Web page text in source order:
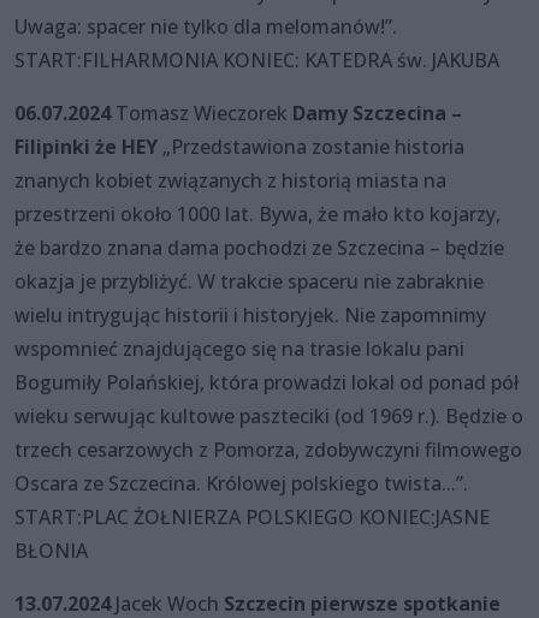
Uwaga: spacer nie tylko dla melomanów!”.
START:FILHARMONIA KONIEC: KATEDRA św. JAKUBA
06.07.2024Tomasz Wieczorek Damy Szczecina –
Filipinki że HEY „Przedstawiona zostanie historia
znanych kobiet związanych z historią miasta na
przestrzeni około 1000 lat. Bywa, że mało kto kojarzy,
że bardzo znana dama pochodzi ze Szczecina – będzie
okazja je przybliżyć. W trakcie spaceru nie zabraknie
wielu intrygując historii i historyjek. Nie zapomnimy
wspomnieć znajdującego się na trasie lokalu pani
Bogumiły Polańskiej, która prowadzi lokal od ponad pół
wieku serwując kultowe paszteciki (od 1969 r.). Będzie o
trzech cesarzowych z Pomorza, zdobywczyni filmowego
Oscara ze Szczecina. Królowej polskiego twista...”.
START:PLAC ŻOŁNIERZA POLSKIEGO KONIEC:JASNE
BŁONIA
13.07.2024Jacek Woch Szczecin pierwsze spotkanie